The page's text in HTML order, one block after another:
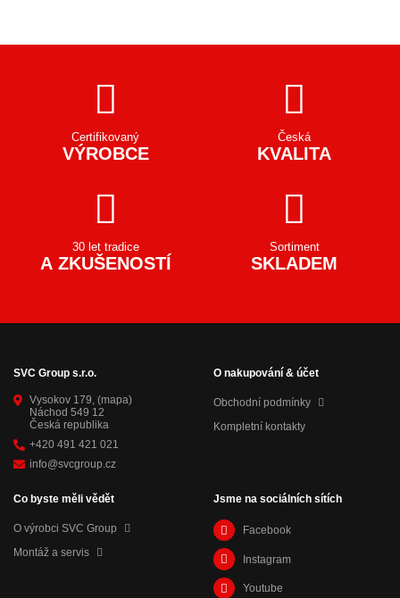
Certifikovaný
VÝROBCE
Česká
KVALITA
30 let tradice
A ZKUŠENOSTÍ
Sortiment
SKLADEM
SVC Group s.r.o.
Vysokov 179, (mapa)
Náchod 549 12
Česká republika
+420 491 421 021
info@svcgroup.cz
O nakupování & účet
Obchodní podmínky
Kompletní kontakty
Co byste měli vědět
O výrobci SVC Group
Montáž a servis
Jsme na sociálních sítích
Facebook
Instagram
Youtube